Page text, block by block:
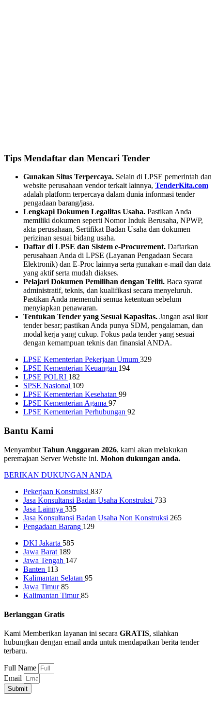
Tips Mendaftar dan Mencari Tender
Gunakan Situs Terpercaya. Selain di LPSE pemerintah dan
website perusahaan vendor terkait lainnya, TenderKita.com
adalah platform terpercaya dalam dunia informasi tender
pengadaan barang/jasa.
Lengkapi Dokumen Legalitas Usaha. Pastikan Anda
memiliki dokumen seperti Nomor Induk Berusaha, NPWP,
akta perusahaan, Sertifikat Badan Usaha dan dokumen
perizinan sesuai bidang usaha.
Daftar di LPSE dan Sistem e-Procurement. Daftarkan
perusahaan Anda di LPSE (Layanan Pengadaan Secara
Elektronik) dan E-Proc lainnya serta gunakan e-mail dan data
yang aktif serta mudah diakses.
Pelajari Dokumen Pemilihan dengan Teliti. Baca syarat
administratif, teknis, dan kualifikasi secara menyeluruh.
Pastikan Anda memenuhi semua ketentuan sebelum
menyiapkan penawaran.
Tentukan Tender yang Sesuai Kapasitas. Jangan asal ikut
tender besar; pastikan Anda punya SDM, pengalaman, dan
modal kerja yang cukup. Fokus pada tender yang sesuai
dengan kemampuan teknis dan finansial ANDA.
LPSE Kementerian Pekerjaan Umum 329
LPSE Kementerian Keuangan 194
LPSE POLRI 182
SPSE Nasional 109
LPSE Kementerian Kesehatan 99
LPSE Kementerian Agama 97
LPSE Kementerian Perhubungan 92
Bantu Kami
Menyambut Tahun Anggaran 2026, kami akan melakukan
peremajaan Server Website ini. Mohon dukungan anda.
BERIKAN DUKUNGAN ANDA
Pekerjaan Konstruksi 837
Jasa Konsultansi Badan Usaha Konstruksi 733
Jasa Lainnya 335
Jasa Konsultansi Badan Usaha Non Konstruksi 265
Pengadaan Barang 129
DKI Jakarta 585
Jawa Barat 189
Jawa Tengah 147
Banten 113
Kalimantan Selatan 95
Jawa Timur85
Kalimantan Timur85
Berlanggan Gratis
Kami Memberikan layanan ini secara GRATIS, silahkan
hubungkan dengan email anda untuk mendapatkan berita tender
terbaru.
Full Name
Email
Submit